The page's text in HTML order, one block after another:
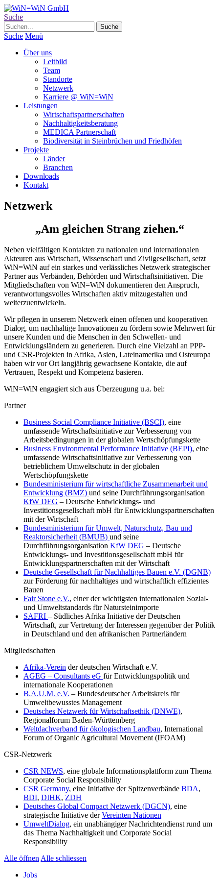
Suche
Suche Menü
Über uns
Leitbild
Team
Standorte
Netzwerk
Karriere @ WiN=WiN
Leistungen
Wirtschaftspartnerschaften
Nachhaltigkeitsberatung
MEDICA Partnerschaft
Biodiversität in Steinbrüchen und Friedhöfen
Projekte
Länder
Branchen
Downloads
Kontakt
Netzwerk
„Am gleichen Strang ziehen.“
Neben vielfältigen Kontakten zu nationalen und internationalen
Akteuren aus Wirtschaft, Wissenschaft und Zivilgesellschaft, setzt
WiN=WiN auf ein starkes und verlässliches Netzwerk strategischer
Partner aus Verbänden, Behörden und Wirtschaftsinitiativen. Die
Mitgliedschaften von WiN=WiN dokumentieren den Anspruch,
verantwortungsvolles Wirtschaften aktiv mitzugestalten und
weiterzuentwickeln.
Wir pflegen in unserem Netzwerk einen offenen und kooperativen
Dialog, um nachhaltige Innovationen zu fördern sowie Mehrwert für
unsere Kunden und die Menschen in den Schwellen- und
Entwicklungsländern zu generieren. Durch eine Vielzahl an PPP-
und CSR-Projekten in Afrika, Asien, Lateinamerika und Osteuropa
haben wir vor Ort langjährig gewachsene Kontakte, die auf
Vertrauen, Respekt und Kompetenz basieren.
WiN=WiN engagiert sich aus Überzeugung u.a. bei:
Partner
Business Social Compliance Initiative (BSCI), eine
umfassende Wirtschaftsinitiative zur Verbesserung von
Arbeitsbedingungen in der globalen Wertschöpfungskette
Business Environmental Performance Initiative (BEPI), eine
umfassende Wirtschaftsinitiative zur Verbesserung von
betrieblichem Umweltschutz in der globalen
Wertschöpfungskette
Bundesministerium für wirtschaftliche Zusammenarbeit und
Entwicklung (BMZ) und seine Durchführungsorganisation
KfW DEG – Deutsche Entwicklungs- und
Investitionsgesellschaft mbH für Entwicklungspartnerschaften
mit der Wirtschaft
Bundesministerium für Umwelt, Naturschutz, Bau und
Reaktorsicherheit (BMUB) und seine
Durchführungsorganisation KfW DEG – Deutsche
Entwicklungs- und Investitionsgesellschaft mbH für
Entwicklungspartnerschaften mit der Wirtschaft
Deutsche Gesellschaft für Nachhaltiges Bauen e.V. (DGNB)
zur Förderung für nachhaltiges und wirtschaftlich effizientes
Bauen
Fair Stone e.V., einer der wichtigsten internationalen Sozial-
und Umweltstandards für Natursteinimporte
SAFRI – Südliches Afrika Initiative der Deutschen
Wirtschaft, zur Vertretung der Interessen gegenüber der Politik
in Deutschland und den afrikanischen Partnerländern
Mitgliedschaften
Afrika-Verein der deutschen Wirtschaft e.V.
AGEG – Consultants eG für Entwicklungspolitik und
internationale Kooperationen
B.A.U.M. e.V. – Bundesdeutscher Arbeitskreis für
Umweltbewusstes Management
Deutsches Netzwerk für Wirtschaftsethik (DNWE),
Regionalforum Baden-Württemberg
Weltdachverband für ökologischen Landbau, International
Forum of Organic Agricultural Movement (IFOAM)
CSR-Netzwerk
CSR NEWS, eine globale Informationsplattform zum Thema
Corporate Social Responsibility
CSR Germany, eine Initiative der Spitzenverbände BDA,
BDI, DIHK, ZDH
Deutsches Global Compact Netzwerk (DGCN), eine
strategische Initiative derVereinten Nationen
UmweltDialog, ein unabhängiger Nachrichtendienst rund um
das Thema Nachhaltigkeit und Corporate Social
Responsibility
Alle öffnen Alle schliessen
Jobs